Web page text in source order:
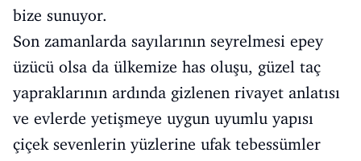
bize sunuyor.
Son zamanlarda sayılarının seyrelmesi epey
üzücü olsa da ülkemize has oluşu, güzel taç
yapraklarının ardında gizlenen rivayet anlatısı
ve evlerde yetişmeye uygun uyumlu yapısı
çiçek sevenlerin yüzlerine ufak tebessümler